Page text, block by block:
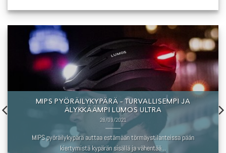
– TURVALLISEMPI JA
LUMOS ULTRA
estämään törmäystilanteissa pään
kypärän sisällä ja vähentää...
TURVALLINEN
Sähköpyörän